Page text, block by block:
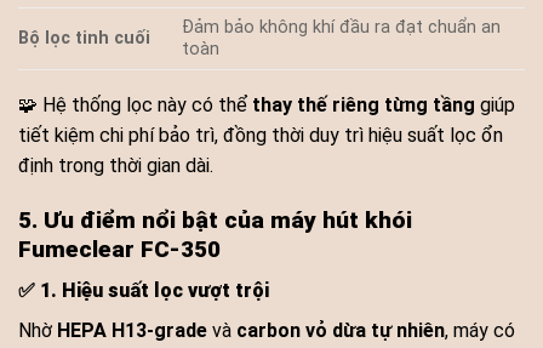
Bộ lọc tinh cuối
Đảm bảo không khí đầu ra đạt chuẩn an
toàn
🧩 Hệ thống lọc này có thể thay thế riêng từng tầng giúp
tiết kiệm chi phí bảo trì, đồng thời duy trì hiệu suất lọc ổn
định trong thời gian dài.
5. Ưu điểm nổi bật của máy hút khói
Fumeclear FC-350
✅ 1. Hiệu suất lọc vượt trội
Nhờ HEPA H13-grade và carbon vỏ dừa tự nhiên, máy có